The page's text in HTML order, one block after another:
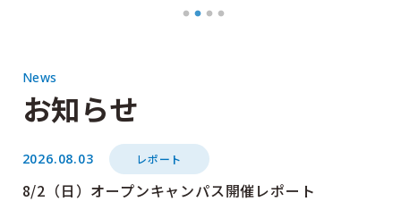
News
お知らせ
2026.08.03 レポート
8/2（日）オープンキャンパス開催レポート